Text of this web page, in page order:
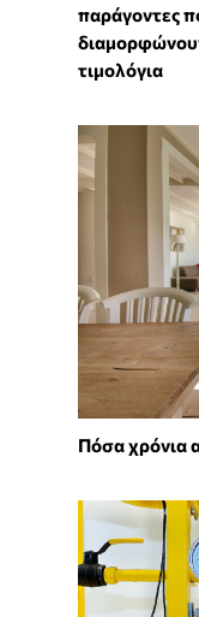
παράγοντες
τιμολόγια
Πόσα χρόνια